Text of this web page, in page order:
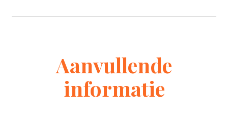
Aanvullende
informatie